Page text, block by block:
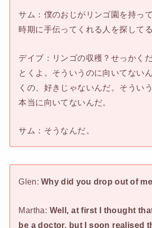
サム：僕のおじがリンゴ園を持っ
時期に手伝ってくれる人を探して
デイブ：リンゴの収穫？せっかく
とくよ。そういうのに向いてない
くの、好きじゃないんだ。そうい
本当に向いてないんだ。
サム：そうなんだ。
Glen:Why did you drop out of
Martha: Well, at first I thought
be a doctor, but I soon realised